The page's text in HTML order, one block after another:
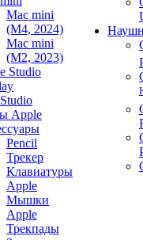
Mac mini
(M4, 2024)
Mac mini
(M2, 2023)
Studio
Apple
Pencil
Трекер
Клавиатуры
Apple
Мышки
Apple
Трекпады